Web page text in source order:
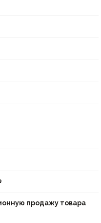
продажу товара